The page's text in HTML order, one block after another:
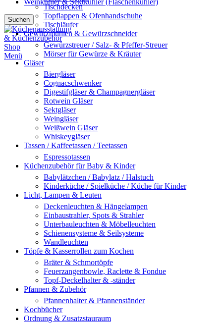
Weinkühler & Sektkühler (Flaschenkühler)
Suchen
Menü
Tischdecken
Topflappen & Ofenhandschuhe
Tischläufer
Gewürzmühlen & Gewürzschneider
Gewürzstreuer / Salz- & Pfeffer-Streuer
Mörser für Gewürze & Kräuter
Gläser
Biergläser
Cognacschwenker
Digestifgläser & Champagnergläser
Rotwein Gläser
Sektgläser
Weingläser
Weißwein Gläser
Whiskeygläser
Tassen / Kaffeetassen / Teetassen
Espressotassen
Küchenzubehör für Baby & Kinder
Babylätzchen / Babylatz / Halstuch
Kinderküche / Spielküche / Küche für Kinder
Licht, Lampen & Leuten
Deckenleuchten & Hängelampen
Einbaustrahler, Spots & Strahler
Unterbauleuchten & Möbelleuchten
Schienensysteme & Seilsysteme
Wandleuchten
Töpfe & Kasserrollen zum Kochen
Bräter & Schmortöpfe
Feuerzangenbowle, Raclette & Fondue
Topf-Deckelhalter & -ständer
Pfannen & Zubehör
Pfannenhalter & Pfannenständer
Kochbücher
Ordnung & Zusatzstauraum